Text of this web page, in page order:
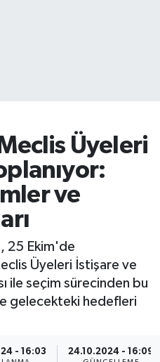
Üyeleri
ve
25 Ekim'de
Üyeleri İstişare ve
ile seçim sürecinden bu
gelecekteki hedefleri
- 16:03 24.10.2024 - 16:09